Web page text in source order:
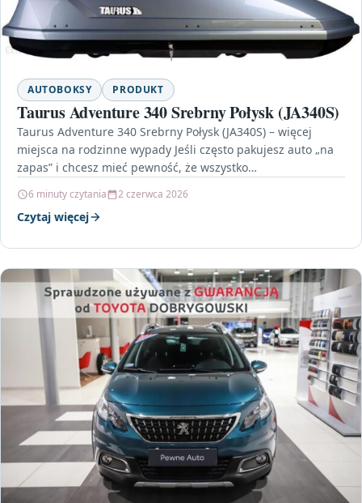
AUTOBOKSY PRODUKT
Taurus Adventure 340 Srebrny Połysk (JA340S)
Taurus Adventure 340 Srebrny Połysk (JA340S) – więcej
miejsca na rodzinne wypady Jeśli często pakujesz auto „na
zapas” i chcesz mieć pewność, że wszystko…
6 minuty czytania 2 czerwca 2026
Czytaj więcej